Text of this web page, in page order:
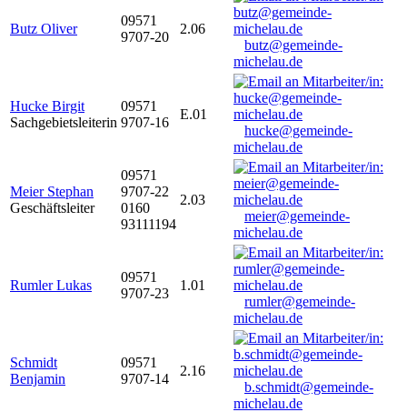
Butz Oliver
09571
9707-20
2.06
butz@gemeinde-
michelau.de
Hucke Birgit
Sachgebietsleiterin
09571
9707-16
E.01
hucke@gemeinde-
michelau.de
Meier Stephan
Geschäftsleiter
09571
9707-22
0160
93111194
2.03
meier@gemeinde-
michelau.de
Rumler Lukas
09571
9707-23
1.01
rumler@gemeinde-
michelau.de
Schmidt
Benjamin
09571
9707-14
2.16
b.schmidt@gemeinde-
michelau.de